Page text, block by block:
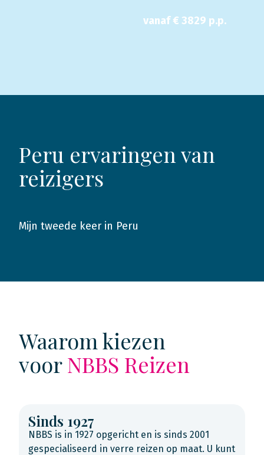
vanaf € 3829 p.p.
Peru ervaringen van
reizigers
2024
Mijn tweede keer in Peru
Waarom kiezen
voorNBBS Reizen
Sinds 1927
NBBS is in 1927 opgericht en is sinds 2001
gespecialiseerd in verre reizen op maat. U kunt